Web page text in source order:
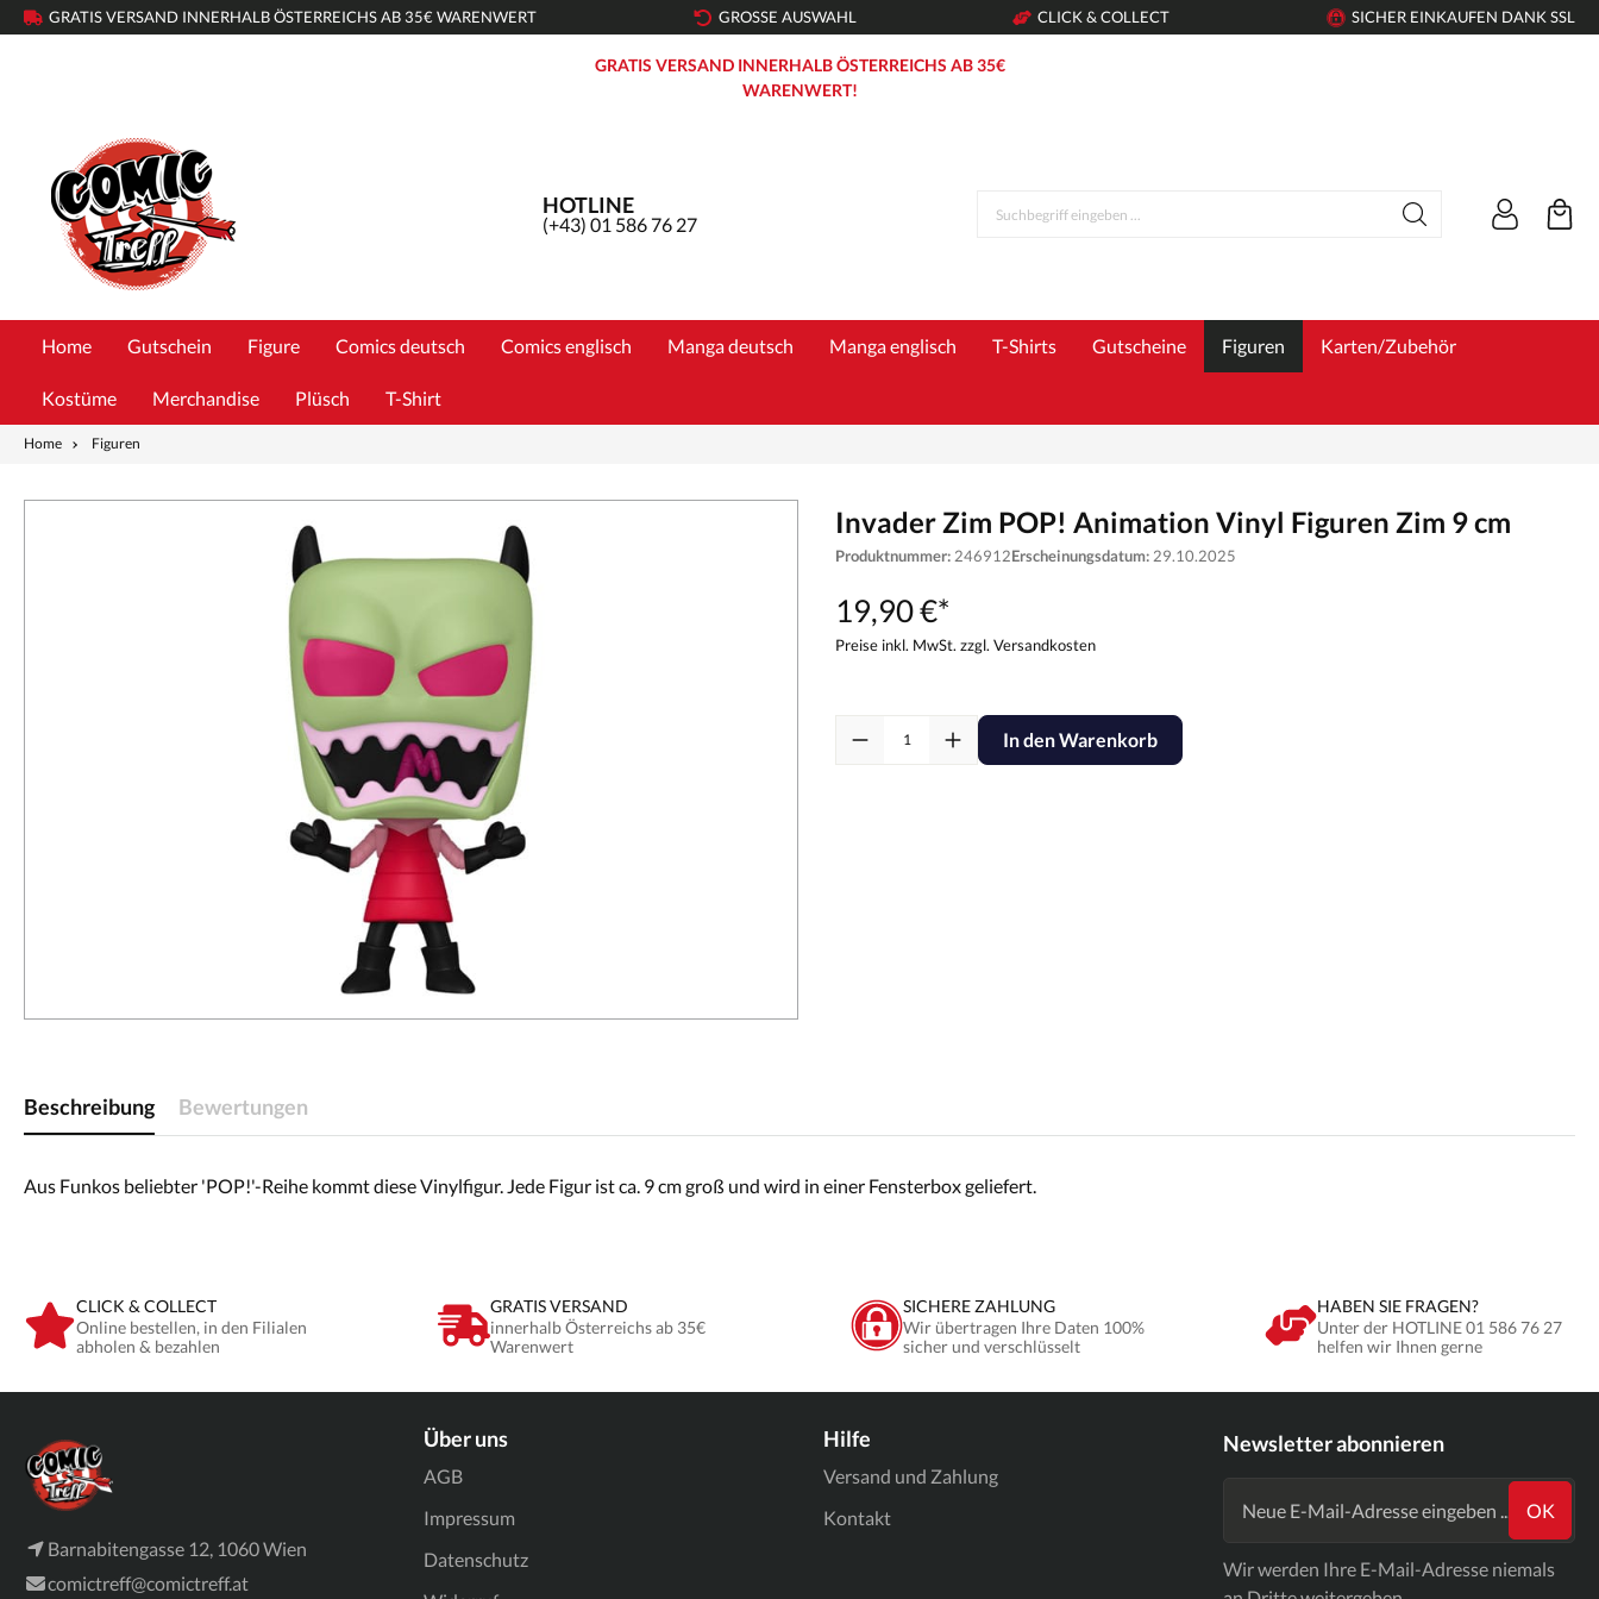
GRATIS VERSAND INNERHALB ÖSTERREICHS AB 35€ WARENWERT GROSSE AUSWAHL CLICK & COLLECT SICHER EINKAUFEN DANK SSL
GRATIS VERSAND INNERHALB ÖSTERREICHS AB 35€
WARENWERT!
HOTLINE
(+43) 01 586 76 27
Home Gutschein Figure Comics deutsch Comics englisch Manga deutsch Manga englisch T-Shirts Gutscheine Figuren Karten/Zubehör
Kostüme Merchandise Plüsch T-Shirt
Home Figuren
Invader Zim POP! Animation Vinyl Figuren Zim 9 cm
Produktnummer: 246912Erscheinungsdatum: 29.10.2025
19,90 €*
Preise inkl. MwSt. zzgl. Versandkosten
In den Warenkorb
Beschreibung Bewertungen
Aus Funkos beliebter 'POP!'-Reihe kommt diese Vinylfigur. Jede Figur ist ca. 9 cm groß und wird in einer Fensterbox geliefert.
CLICK & COLLECT
Online bestellen, in den Filialen
abholen & bezahlen
GRATIS VERSAND
innerhalb Österreichs ab 35€
Warenwert
SICHERE ZAHLUNG
Wir übertragen Ihre Daten 100%
sicher und verschlüsselt
HABEN SIE FRAGEN?
Unter der HOTLINE 01 586 76 27
helfen wir Ihnen gerne
Barnabitengasse 12, 1060 Wien
comictreff@comictreff.at
Über uns
AGB
Impressum
Datenschutz
Hilfe
Versand und Zahlung
Kontakt
Newsletter abonnieren
OK
Wir werden Ihre E-Mail-Adresse niemals